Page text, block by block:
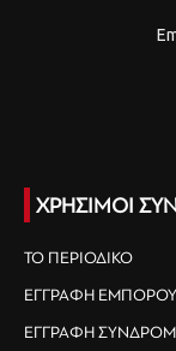
ΧΡΗΣΙΜΟΙ
ΤΟ ΠΕΡΙΟΔΙΚΟ
ΕΓΓΡΑΦΗ ΕΜΠΟΡΟΥ
ΕΓΓΡΑΦΗ